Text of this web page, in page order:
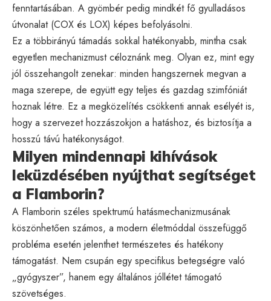
fenntartásában. A gyömbér pedig mindkét fő gyulladásos
útvonalat (COX és LOX) képes befolyásolni.
Ez a többirányú támadás sokkal hatékonyabb, mintha csak
egyetlen mechanizmust céloznánk meg. Olyan ez, mint egy
jól összehangolt zenekar: minden hangszernek megvan a
maga szerepe, de együtt egy teljes és gazdag szimfóniát
hoznak létre. Ez a megközelítés csökkenti annak esélyét is,
hogy a szervezet hozzászokjon a hatáshoz, és biztosítja a
hosszú távú hatékonyságot.
Milyen mindennapi kihívások
leküzdésében nyújthat segítséget
a Flamborin?
A Flamborin széles spektrumú hatásmechanizmusának
köszönhetően számos, a modern életmóddal összefüggő
probléma esetén jelenthet természetes és hatékony
támogatást. Nem csupán egy specifikus betegségre való
„gyógyszer”, hanem egy általános jóllétet támogató
szövetséges.